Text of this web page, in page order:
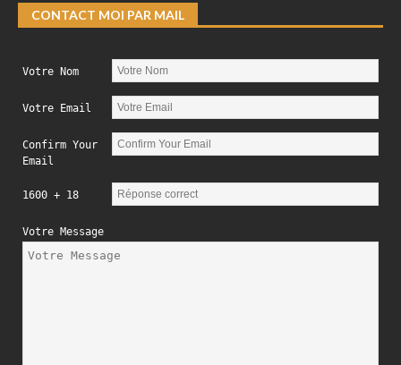
CONTACT MOI PAR MAIL
Votre Nom
Votre Email
Confirm Your
Email
1600 + 18
Votre Message